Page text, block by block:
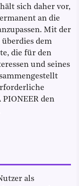
sich daher vor,
an die
Mit der
dem
die für den
und seines
den
als